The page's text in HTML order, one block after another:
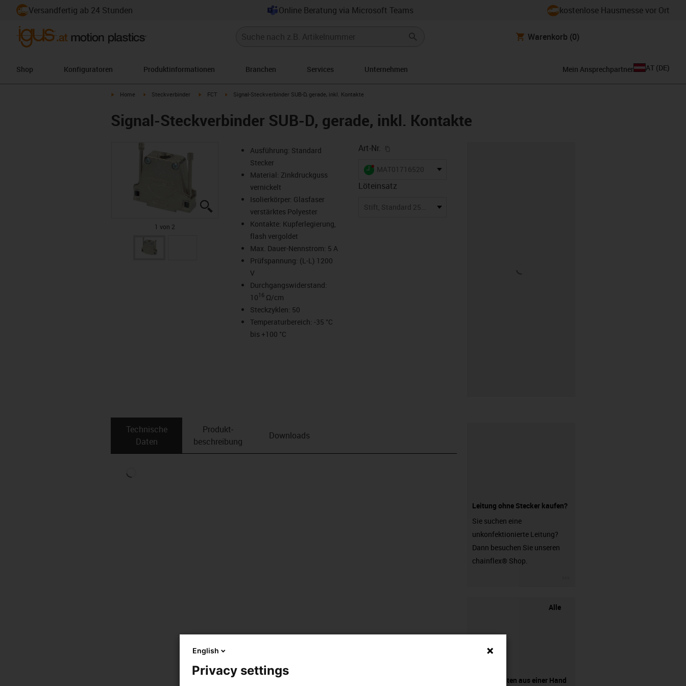
Versandfertig ab 24 Stunden Online Beratung via Microsoft Teams kostenlose Hausmesse vor Ort
Warenkorb (0)
Shop Konfiguratoren Produktinformationen Branchen Services Unternehmen Mein Ansprechpartner AT (DE)
igus-icon-arrow-right
Home igus-icon-arrow-right
Steckverbinder igus-icon-arrow-right
FCT igus-icon-arrow-right
Signal-Steckverbinder SUB-D, gerade, inkl. Kontakte
Signal-Steckverbinder SUB-D, gerade, inkl. Kontakte
igus-icon-lupe
igus-icon-lupe
1 von 2
Ausführung: Standard
Stecker
Material: Zinkdruckguss
vernickelt
Isolierkörper: Glasfaser
verstärktes Polyester
Kontakte: Kupferlegierung,
flash vergoldet
Max. Dauer-Nennstrom: 5 A
Prüfspannung: (L-L) 1200
V
Durchgangswiderstand:
1016Ω/cm
Steckzyklen: 50
Temperaturbereich: -35 °C
bis +100 °C
Art-Nr.
igus-icon-lieferzeit-dot
MAT01716520
Löteinsatz
Stift, Standard 25-polig
Technische
Daten
Produkt­
beschreibung
Downloads
Leitung ohne Stecker kaufen?
Sie suchen eine
unkonfektionierte Leitung?
Dann besuchen Sie unseren
chainflex® Shop.
Alle
Komponenten aus einer Hand
English
Privacy settings